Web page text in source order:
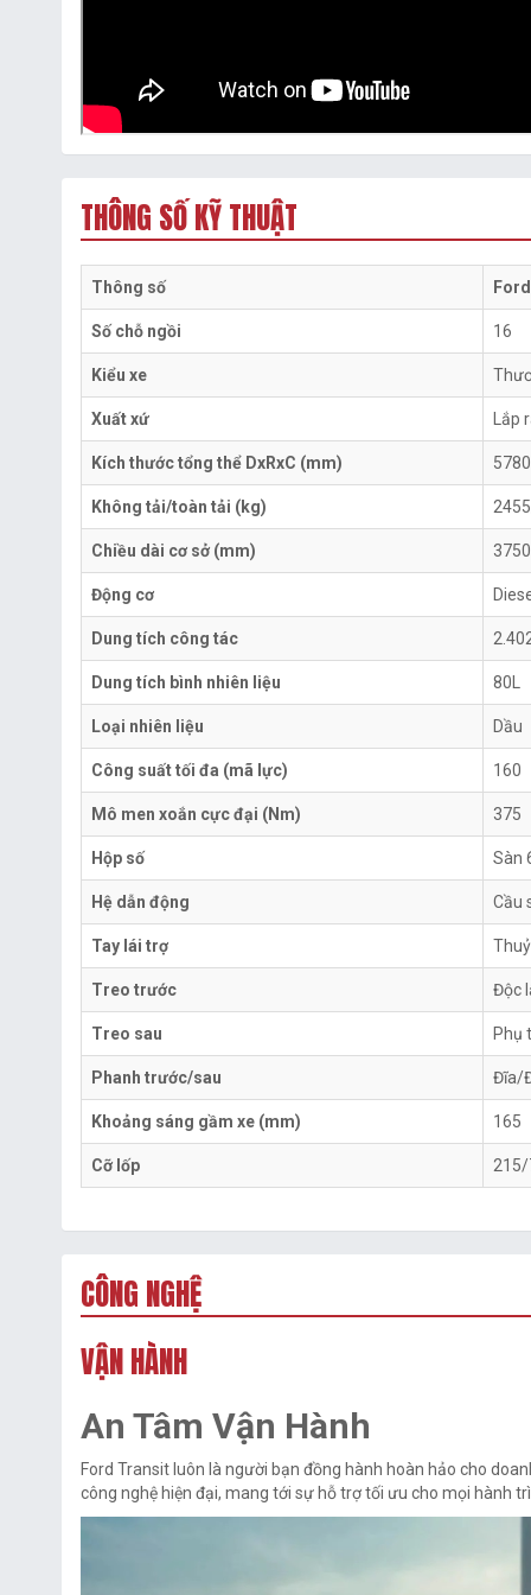
THÔNG SỐ KỸ THUẬT
Thông số
Số chỗ ngồi 16
Kiểu xe
Xuất xứ
Kích thước tổng thể DxRxC (mm)
Không tải/toàn tải (kg)
Chiều dài cơ sở (mm) 3750
Động cơ
Dung tích công tác
Dung tích bình nhiên liệu 80L
Loại nhiên liệu Dầu
Công suất tối đa (mã lực) 160
Mô men xoắn cực đại (Nm) 375
Hộp số Sàn
Hệ dẫn động Cầu
Tay lái trợ
Treo trước Độc
Treo sau Phụ
Phanh trước/sau Đĩa/
Khoảng sáng gầm xe (mm) 165
Cỡ lốp 215/
CÔNG NGHỆ
VẬN HÀNH
An Tâm Vận Hành
Ford Transit luôn là người bạn đồng hành hoàn hảo cho
công nghệ hiện đại, mang tới sự hỗ trợ tối ưu cho mọi hành